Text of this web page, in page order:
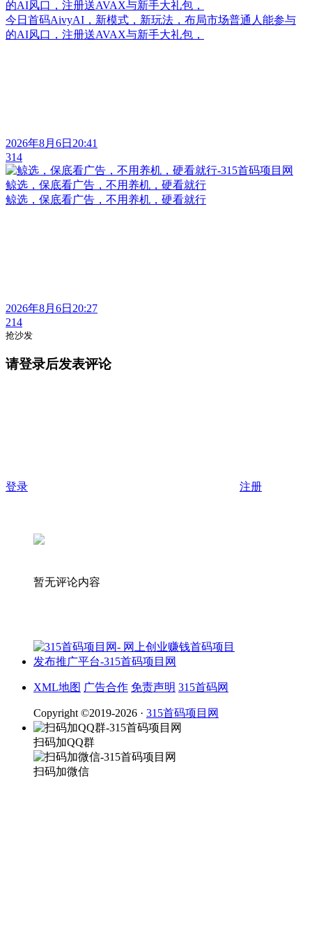
的AI风口，注册送AVAX与新手大礼包，
今日首码AivyAI，新模式，新玩法，布局市场普通人能参与
的AI风口，注册送AVAX与新手大礼包，
2026年8月6日20:41
314
鲸选，保底看广告，不用养机，硬看就行
鲸选，保底看广告，不用养机，硬看就行
2026年8月6日20:27
214
抢沙发
请登录后发表评论
登录 注册
暂无评论内容
XML地图 广告合作 免责声明 315首码网
Copyright ©2019-2026 · 315首码项目网
扫码加QQ群
扫码加微信